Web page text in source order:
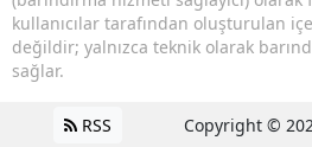
kullanıcılar tarafından oluşturulan
değildir; yalnızca teknik olarak
sağlar.
RSS Copyright ©